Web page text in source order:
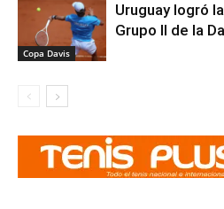
Copa Davis
Uruguay logró
Grupo II de la